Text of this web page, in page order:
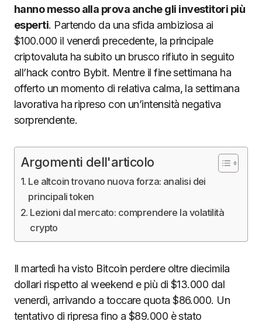
hanno messo alla prova anche gli investitori più
esperti. Partendo da una sfida ambiziosa ai
$100.000 il venerdì precedente, la principale
criptovaluta ha subito un brusco rifiuto in seguito
all’hack contro Bybit. Mentre il fine settimana ha
offerto un momento di relativa calma, la settimana
lavorativa ha ripreso con un’intensità negativa
sorprendente.
Argomenti dell'articolo
Le altcoin trovano nuova forza: analisi dei
principali token
Lezioni dal mercato: comprendere la volatilità
crypto
Il martedì ha visto Bitcoin perdere oltre diecimila
dollari rispetto al weekend e più di $13.000 dal
venerdì, arrivando a toccare quota $86.000. Un
tentativo di ripresa fino a $89.000 è stato